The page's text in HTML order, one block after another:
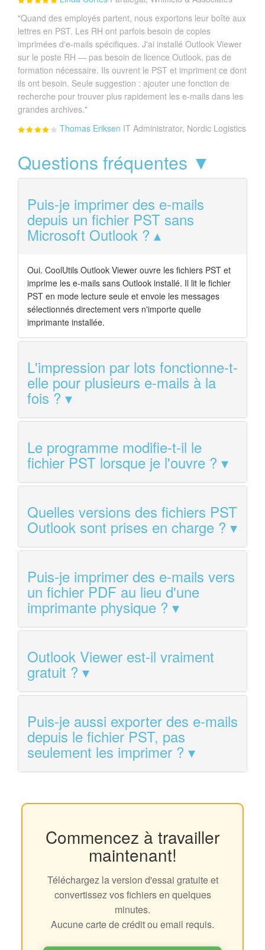
"Quand des employés partent, nous exportons leur boîte aux
lettres en PST. Les RH ont parfois besoin de copies
imprimées d'e-mails spécifiques. J'ai installé Outlook Viewer
sur le poste RH — pas besoin de licence Outlook, pas de
formation nécessaire. Ils ouvrent le PST et impriment ce dont
ils ont besoin. Seule suggestion : ajouter une fonction de
recherche pour trouver plus rapidement les e-mails dans les
grandes archives."
Thomas Eriksen IT Administrator, Nordic Logistics
Questions fréquentes ▼
Puis-je imprimer des e-mails
depuis un fichier PST sans
Microsoft Outlook ?
Oui. CoolUtils Outlook Viewer ouvre les fichiers PST et
imprime les e-mails sans Outlook installé. Il lit le fichier
PST en mode lecture seule et envoie les messages
sélectionnés directement vers n'importe quelle
imprimante installée.
L'impression par lots fonctionne-t-
elle pour plusieurs e-mails à la
fois ?
Le programme modifie-t-il le
fichier PST lorsque je l'ouvre ?
Quelles versions des fichiers PST
Outlook sont prises en charge ?
Puis-je imprimer des e-mails vers
un fichier PDF au lieu d'une
imprimante physique ?
Outlook Viewer est-il vraiment
gratuit ?
Puis-je aussi exporter des e-mails
depuis le fichier PST, pas
seulement les imprimer ?
Commencez à travailler
maintenant!
Téléchargez la version d'essai gratuite et
convertissez vos fichiers en quelques
minutes.
Aucune carte de crédit ou email requis.